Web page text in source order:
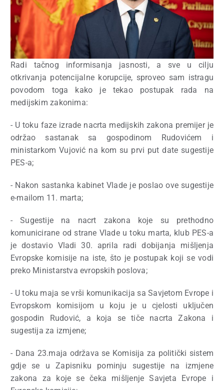
Kontakt
Radi tačnog informisanja jasnosti, a sve u cilju
otkrivanja potencijalne korupcije, sproveo sam istragu
povodom toga kako je tekao postupak rada na
medijskim zakonima:
- U toku faze izrade nacrta medijskih zakona premijer je
održao sastanak sa gospodinom Rudovićem i
ministarkom Vujović na kom su prvi put date sugestije
PES-a;
- Nakon sastanka kabinet Vlade je poslao ove sugestije
e-mailom 11. marta;
- Sugestije na nacrt zakona koje su prethodno
komunicirane od strane Vlade u toku marta, klub PES-a
je dostavio Vladi 30. aprila radi dobijanja mišljenja
Evropske komisije na iste, što je postupak koji se vodi
preko Ministarstva evropskih poslova;
- ⁠U toku maja se vrši komunikacija sa Savjetom Evrope i
Evropskom komisijom u koju je u cjelosti uključen
gospodin Rudović, a koja se tiče nacrta Zakona i
sugestija za izmjene;
- ⁠Dana 23.maja održava se Komisija za politički sistem
gdje se u Zapisniku pominju sugestije na izmjene
zakona za koje se čeka mišljenje Savjeta Evrope i